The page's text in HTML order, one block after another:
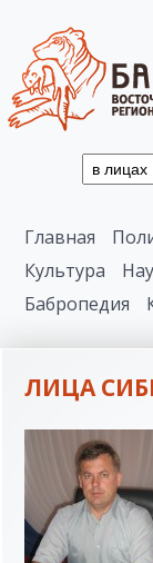
Главная
Культура
Бабропедия
ЛИЦА